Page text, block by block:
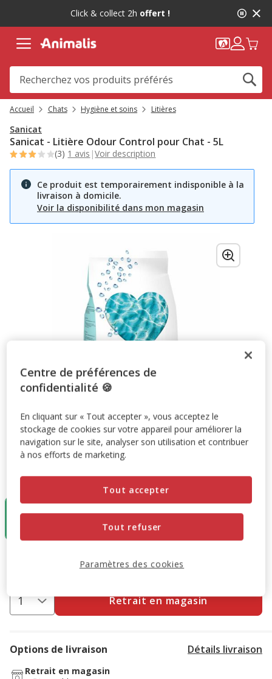
message,
Click & collect 2h offert !
Accueil Chats Hygiène et soins Litières
Sanicat
Sanicat - Litière Odour Control pour Chat - 5L
(3) 1 avis |Voir description
Ce produit est temporairement indisponible à la
livraison à domicile.
Voir la disponibilité dans mon magasin
Taille:5L
5L
6.95€
Prix 6.95€, 1.39 EUR par litre
(1.39€ / litre)
Retrait en magasin
Options de livraison Détails livraison
Retrait en magasin
Centre de préférences de
confidentialité 🍪
En cliquant sur « Tout accepter », vous acceptez le
stockage de cookies sur votre appareil pour améliorer la
navigation sur le site, analyser son utilisation et contribuer
à nos efforts de marketing.
Tout refuser
Tout accepter
Paramètres des cookies